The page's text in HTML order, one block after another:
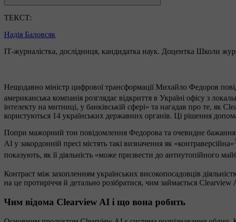
ТЕКСТ:
Надія Баловсяк
ІТ-журналістка, дослідниця, кандидатка наук. Доцентка Школи
Нещодавно міністр цифрової трансформації Михайло Федоров
американська компанія розглядає відкриття в Україні офісу з
інтелекту на митниці, у банківській сфері» та нагадав про те, як
користуються 14 українських державних органів. Ці рішення
Попри мажорний тон повідомлення Федорова та очевидне бажання
AI у закордонній пресі містять такі визначення як «контраверсійна»
показують, як її діяльність «може призвести до антиутопійного
Контраст між захопленням українських високопосадовців
на це протиріччя й детально розібратися, чим займається
Чим відома Clearview AI і що вона робить